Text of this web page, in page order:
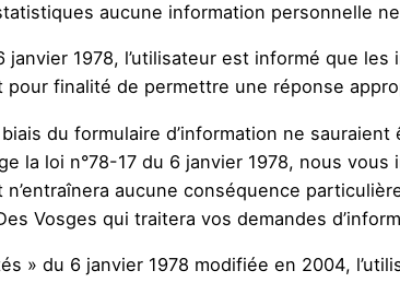
aucune information personnelle
1978, l’utilisateur est informé que les
finalité de permettre une réponse
du formulaire d’information ne
la loi n°78-17 du 6 janvier 1978, nous vous
aucune conséquence
Vosges qui traitera vos demandes
du 6 janvier 1978 modifiée en 2004,